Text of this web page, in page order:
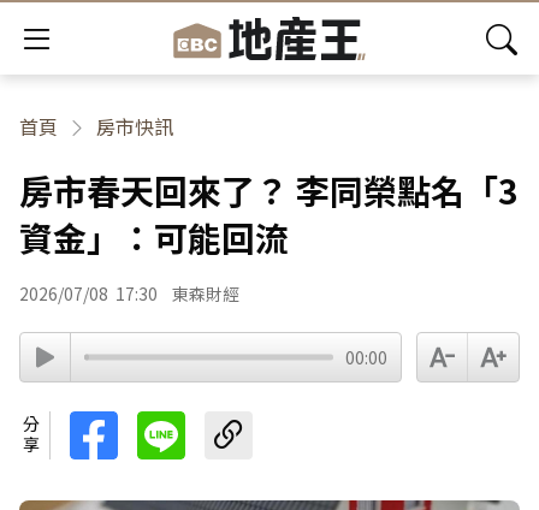
首頁 房市快訊
房市春天回來了？ 李同榮點名「3
資金」：可能回流
2026/07/08 17:30 東森財經
00:00
分享